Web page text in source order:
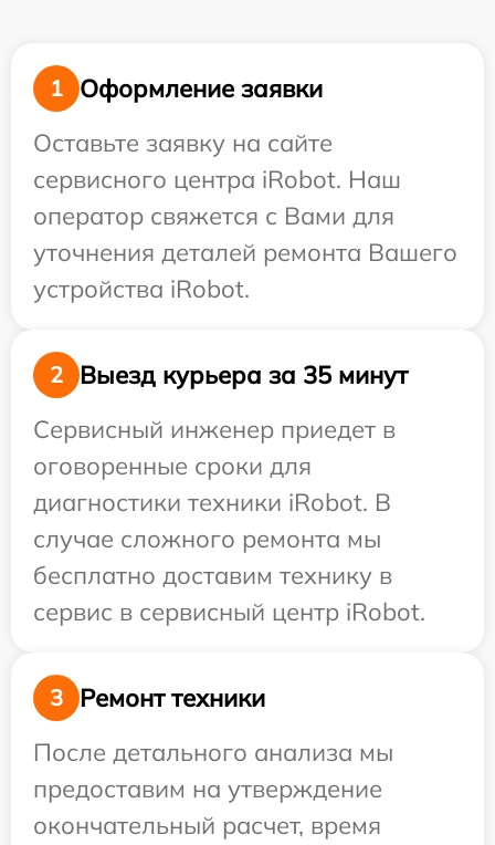
1
Оформление заявки
Оставьте заявку на сайте
сервисного центра iRobot. Наш
оператор свяжется с Вами для
уточнения деталей ремонта Вашего
устройства iRobot.
2
Выезд курьера за 35 минут
Сервисный инженер приедет в
оговоренные сроки для
диагностики техники iRobot. В
случае сложного ремонта мы
бесплатно доставим технику в
сервис в сервисный центр iRobot.
3
Ремонт техники
После детального анализа мы
предоставим на утверждение
окончательный расчет, время